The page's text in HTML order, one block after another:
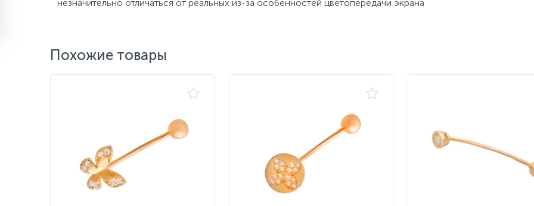
незначительно отличаться от реальных из-за особенностей цветопередачи экрана
Похожие товары